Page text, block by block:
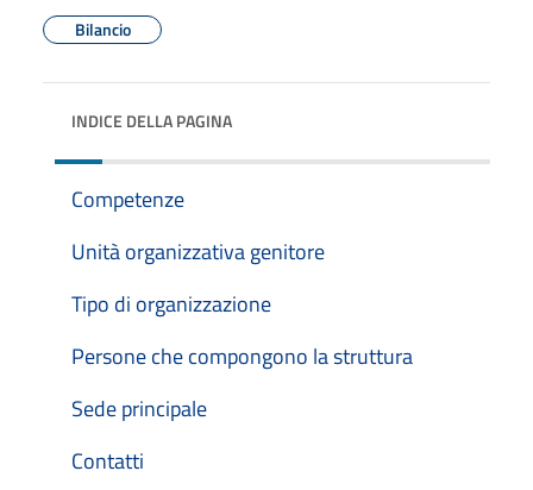
Bilancio
INDICE DELLA PAGINA
Competenze
Unità organizzativa genitore
Tipo di organizzazione
Persone che compongono la struttura
Sede principale
Contatti